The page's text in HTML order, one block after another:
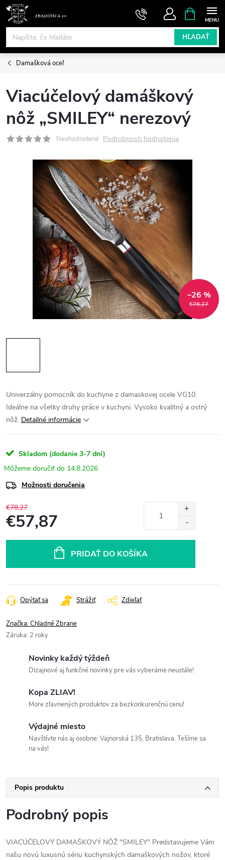
Prejsť
obsah
HĽADAŤ
KOŠÍK
Damašková oceľ
Viacúčelový damáškový
nôž „SMILEY“ nerezový
Neohodnotené Podrobnosti hodnotenia
€78,27
–26 %
Univerzálny pomocník do kuchyne z damaskovej ocele VG10.
Ideálne na všetky druhy práce v kuchyni. Vysoko kvalitný a ostrý
nôž. Detailné informácie
Skladom (dodanie 3-7 dní)
14.8.2026
Možnosti doručenia
€78,27
€57,87
PRIDAŤ DO KOŠÍKA
Opýtať sa Strážiť Zdieľať
Značka:Chladné Zbrane
Záruka: 2 roky
Novinky každý týždeň
Dizajnové aj funkčné novinky pre vás vyberáme neustále!
Kopa ZLIAV!
More zľavnených produktov za bezkonkurenčnú cenu!
Výdajné miesto
Navštívte nás aj osobne: Vajnorská 135, Bratislava. Tešíme sa
na vás!
Popis produktu
Podrobný popis
VIACÚČELOVÝ DAMAŠKOVÝ NÔŽ "SMILEY" Predstavujeme Vám
našu novú luxusnú sériu kuchynských damaškových nožov, ktoré